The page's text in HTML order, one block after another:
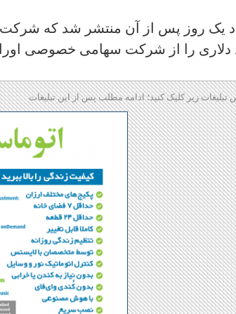
یک روز پس از آن منتشر شد که‌
زیر کلیک کنید؛ ادامه مطلب پس از این تبلیغات